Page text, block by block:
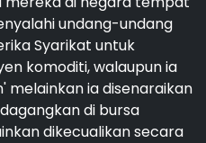
undang-undang
Syarikat untuk
komoditi, walaupun ia
ia disenaraikan
di bursa
dikecualikan secara